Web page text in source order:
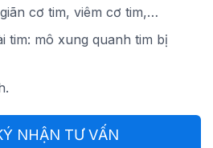
cơ tim, viêm cơ tim,…
tim: mô xung quanh tim bị
NHẬN TƯ VẤN